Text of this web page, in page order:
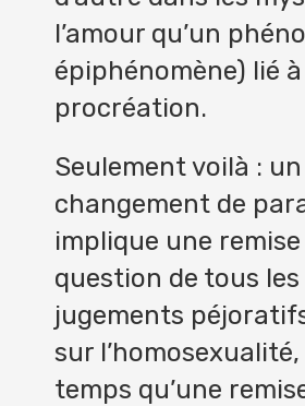
l’amour qu’un
épiphénomène) lié
procréation.
Seulement voilà :
changement de
implique une remise
question de tous les
jugements
sur
temps qu’une